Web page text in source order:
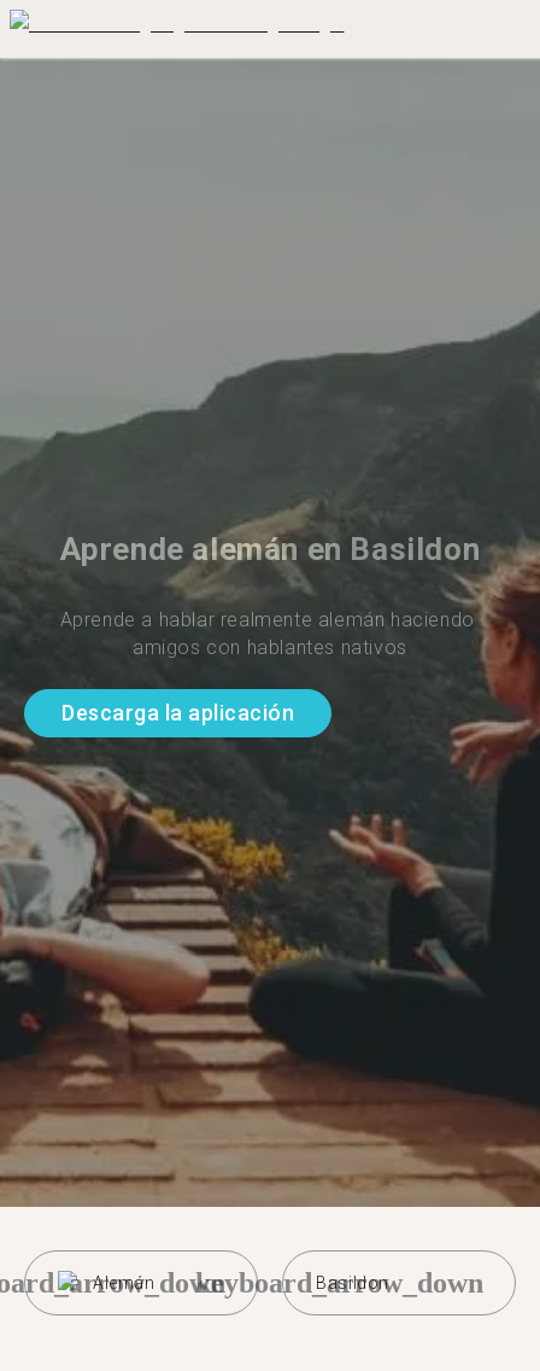
Aprende alemán en Basildon
Aprende a hablar realmente alemán haciendo
amigos con hablantes nativos
Descarga la aplicación
Alemán Basildon
keyboard_arrow_down